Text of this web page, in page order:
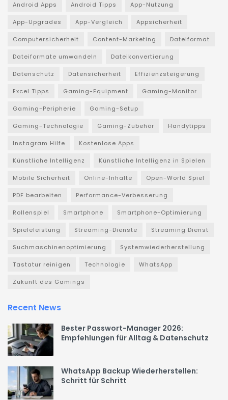
Android Apps Android Tipps App-Nutzung
App-Upgrades App-Vergleich Appsicherheit
Computersicherheit Content-Marketing Dateiformat
Dateiformate umwandeln Dateikonvertierung
Datenschutz Datensicherheit Effizienzsteigerung
Excel Tipps Gaming-Equipment Gaming-Monitor
Gaming-Peripherie Gaming-Setup
Gaming-Technologie Gaming-Zubehör Handytipps
Instagram Hilfe Kostenlose Apps
Künstliche Intelligenz Künstliche Intelligenz in Spielen
Mobile Sicherheit Online-Inhalte Open-World Spiel
PDF bearbeiten Performance-Verbesserung
Rollenspiel Smartphone Smartphone-Optimierung
Spieleleistung Streaming-Dienste Streaming Dienst
Suchmaschinenoptimierung Systemwiederherstellung
Tastatur reinigen Technologie WhatsApp
Zukunft des Gamings
Recent News
Bester Passwort-Manager 2026:
Empfehlungen für Alltag & Datenschutz
WhatsApp Backup Wiederherstellen:
Schritt für Schritt